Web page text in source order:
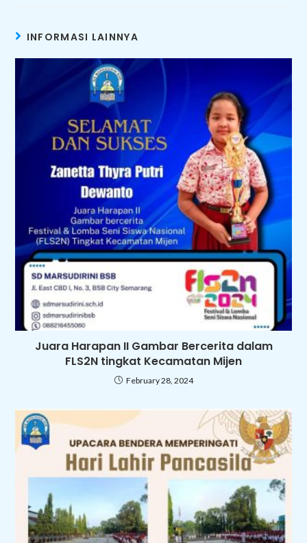
INFORMASI LAINNYA
Juara Harapan II Gambar Bercerita dalam
FLS2N tingkat Kecamatan Mijen
February 28, 2024